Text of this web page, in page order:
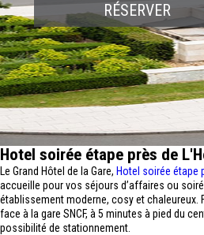
RÉSERVER
Hotel soirée étape près de
Le Grand Hôtel de la Gare, Hotel soirée étape
accueille pour vos séjours d’affaires ou
établissement moderne, cosy et chaleureux.
face à la gare SNCF, à 5 minutes à pied du
possibilité de stationnement.